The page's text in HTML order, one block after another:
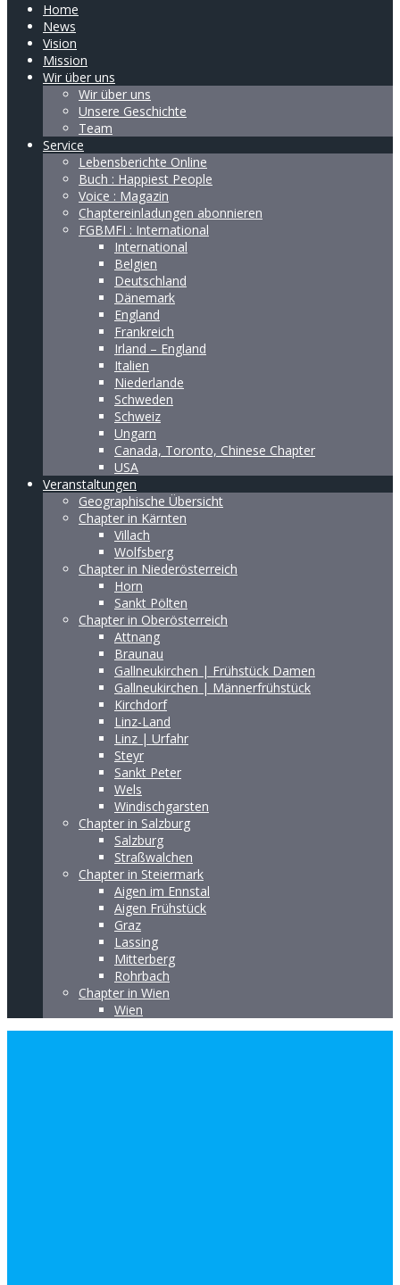
Home
News
Vision
Mission
Wir über uns
Wir über uns
Unsere Geschichte
Team
Service
Lebensberichte Online
Buch : Happiest People
Voice : Magazin
Chaptereinladungen abonnieren
FGBMFI : International
International
Belgien
Deutschland
Dänemark
England
Frankreich
Irland – England
Italien
Niederlande
Schweden
Schweiz
Ungarn
Canada, Toronto, Chinese Chapter
USA
Veranstaltungen
Geographische Übersicht
Chapter in Kärnten
Villach
Wolfsberg
Chapter in Niederösterreich
Horn
Sankt Pölten
Chapter in Oberösterreich
Attnang
Braunau
Gallneukirchen | Frühstück Damen
Gallneukirchen | Männerfrühstück
Kirchdorf
Linz-Land
Linz | Urfahr
Steyr
Sankt Peter
Wels
Windischgarsten
Chapter in Salzburg
Salzburg
Straßwalchen
Chapter in Steiermark
Aigen im Ennstal
Aigen Frühstück
Graz
Lassing
Mitterberg
Rohrbach
Chapter in Wien
Wien